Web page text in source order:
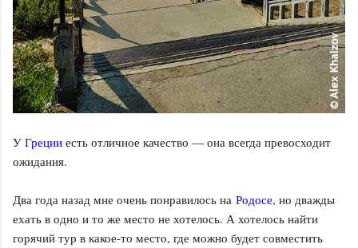
У Греции есть отличное качество — она всегда превосходит
ожидания.
Два года назад мне очень понравилось на Родосе, но дважды
ехать в одно и то же место не хотелось. А хотелось найти
горячий тур в какое-то место, где можно будет совместить